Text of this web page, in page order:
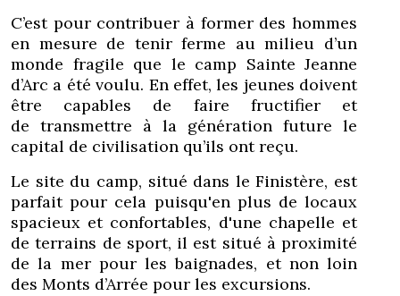
C’est pour contribuer à former des hommes
en mesure de tenir ferme au milieu d’un
monde fragile que le camp Sainte Jeanne
d’Arc a été voulu. En effet, les jeunes doivent
être capables de faire fructifier et
de transmettre à la génération future le
capital de civilisation qu’ils ont reçu.
Le site du camp, situé dans le Finistère, est
parfait pour cela puisqu'en plus de locaux
spacieux et confortables, d'une chapelle et
de terrains de sport, il est situé à proximité
de la mer pour les baignades, et non loin
des Monts d’Arrée pour les excursions.